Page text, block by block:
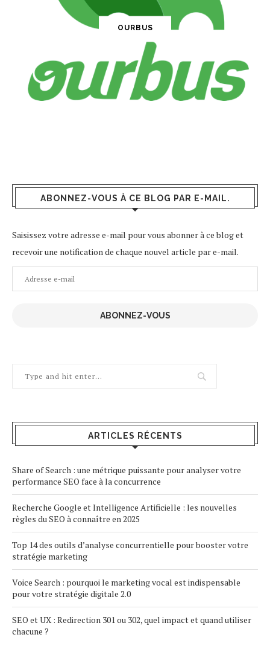
OURBUS
ABONNEZ-VOUS À CE BLOG PAR E-MAIL.
Saisissez votre adresse e-mail pour vous abonner à ce blog et
recevoir une notification de chaque nouvel article par e-mail.
Adresse
e-
ABONNEZ-VOUS
ARTICLES RÉCENTS
Share of Search : une métrique puissante pour analyser votre
performance SEO face à la concurrence
Recherche Google et Intelligence Artificielle : les nouvelles
règles du SEO à connaître en 2025
Top 14 des outils d’analyse concurrentielle pour booster votre
stratégie marketing
Voice Search : pourquoi le marketing vocal est indispensable
pour votre stratégie digitale 2.0
SEO et UX : Redirection 301 ou 302, quel impact et quand utiliser
chacune ?